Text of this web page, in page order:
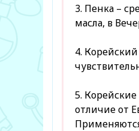
3. Пенка –
масла, в
4.
5.
отличие от